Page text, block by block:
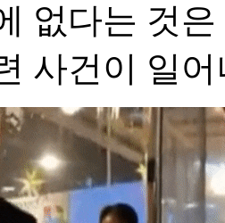
없다는 것
사건이 일